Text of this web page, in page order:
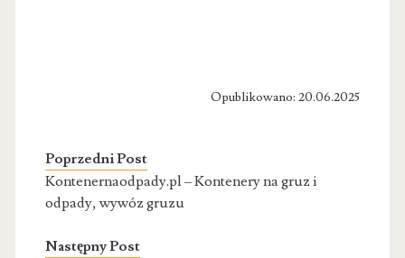
Opublikowano: 20.06.2025
Poprzedni Post
Kontenernaodpady.pl – Kontenery na gruz i
odpady, wywóz gruzu
Następny Post